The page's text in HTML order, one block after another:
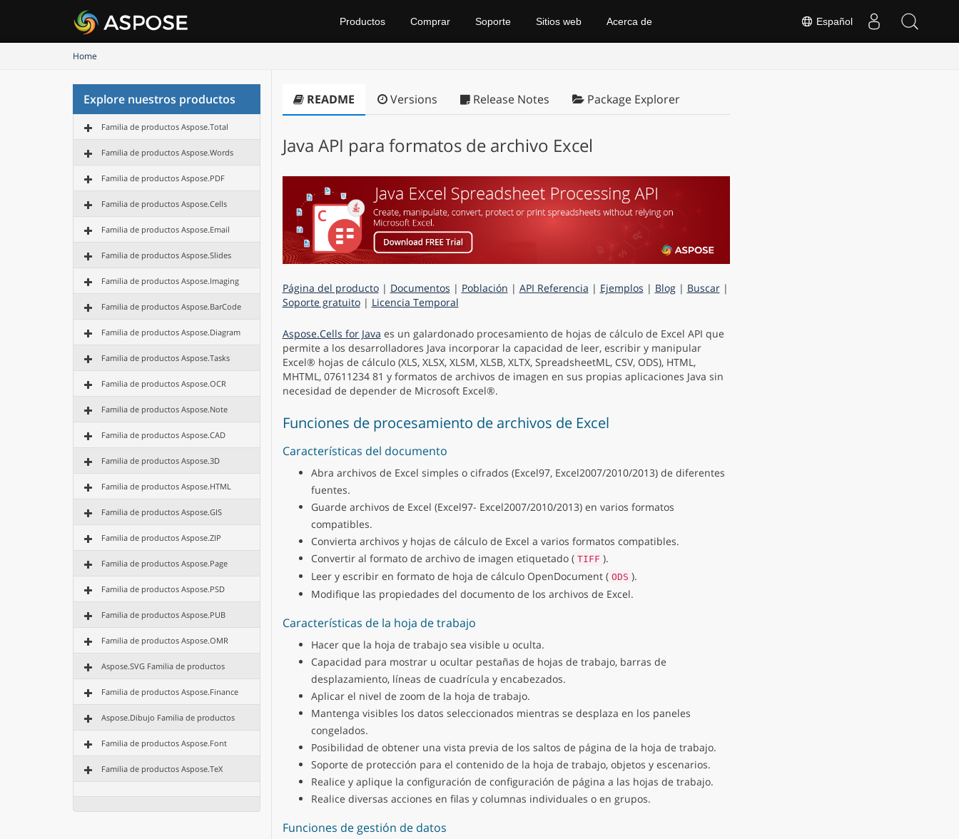
Español
Productos Comprar Soporte Sitios web Acerca de
Home
Explore nuestros productos
Familia de productos Aspose.Total
Familia de productos Aspose.Words
Familia de productos Aspose.PDF
Familia de productos Aspose.Cells
Familia de productos Aspose.Email
Familia de productos Aspose.Slides
Familia de productos Aspose.Imaging
Familia de productos Aspose.BarCode
Familia de productos Aspose.Diagram
Familia de productos Aspose.Tasks
Familia de productos Aspose.OCR
Familia de productos Aspose.Note
Familia de productos Aspose.CAD
Familia de productos Aspose.3D
Familia de productos Aspose.HTML
Familia de productos Aspose.GIS
Familia de productos Aspose.ZIP
Familia de productos Aspose.Page
Familia de productos Aspose.PSD
Familia de productos Aspose.PUB
Familia de productos Aspose.OMR
Aspose.SVG Familia de productos
Familia de productos Aspose.Finance
Aspose.Dibujo Familia de productos
Familia de productos Aspose.Font
Familia de productos Aspose.TeX
README Versions Release Notes Package Explorer
Java API para formatos de archivo Excel
Página del producto| Documentos | Población | API Referencia | Ejemplos | Blog| Buscar|
Soporte gratuito| Licencia Temporal
Aspose.Cells for Java es un galardonado procesamiento de hojas de cálculo de Excel API que
permite a los desarrolladores Java incorporar la capacidad de leer, escribir y manipular
Excel® hojas de cálculo (XLS, XLSX, XLSM, XLSB, XLTX, SpreadsheetML, CSV, ODS), HTML,
MHTML, 07611234 81 y formatos de archivos de imagen en sus propias aplicaciones Java sin
necesidad de depender de Microsoft Excel®.
Funciones de procesamiento de archivos de Excel
Características del documento
Abra archivos de Excel simples o cifrados (Excel97, Excel2007/2010/2013) de diferentes
fuentes.
Guarde archivos de Excel (Excel97- Excel2007/2010/2013) en varios formatos
compatibles.
Convierta archivos y hojas de cálculo de Excel a varios formatos compatibles.
Convertir al formato de archivo de imagen etiquetado ( TIFF ).
Leer y escribir en formato de hoja de cálculo OpenDocument ( ODS ).
Modifique las propiedades del documento de los archivos de Excel.
Características de la hoja de trabajo
Hacer que la hoja de trabajo sea visible u oculta.
Capacidad para mostrar u ocultar pestañas de hojas de trabajo, barras de
desplazamiento, líneas de cuadrícula y encabezados.
Aplicar el nivel de zoom de la hoja de trabajo.
Mantenga visibles los datos seleccionados mientras se desplaza en los paneles
congelados.
Posibilidad de obtener una vista previa de los saltos de página de la hoja de trabajo.
Soporte de protección para el contenido de la hoja de trabajo, objetos y escenarios.
Realice y aplique la configuración de configuración de página a las hojas de trabajo.
Realice diversas acciones en filas y columnas individuales o en grupos.
Funciones de gestión de datos